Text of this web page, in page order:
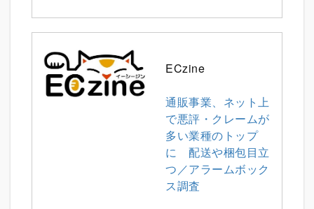
ECzine
通販事業、ネット上
で悪評・クレームが
多い業種のトップ
に 配送や梱包目立
つ／アラームボック
ス調査